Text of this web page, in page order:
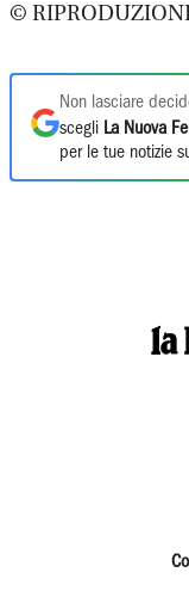
©
Non lasciare
scegli La Nuova
per le tue notizie